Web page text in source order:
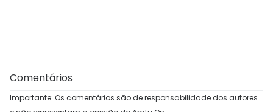
Comentários
Importante: Os comentários são de responsabilidade dos autores